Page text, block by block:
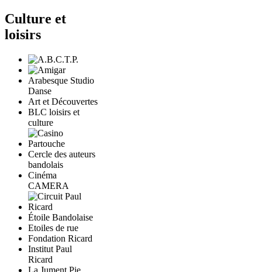
Culture et
loisirs
Arabesque Studio
Danse
Art et Découvertes
BLC loisirs et
culture
Cercle des auteurs
bandolais
Cinéma
CAMERA
Étoile Bandolaise
Etoiles de rue
Fondation Ricard
Institut Paul
Ricard
La Jument Pie